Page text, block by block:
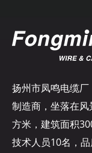
扬州市凤鸣电缆
制造商，坐落在
方米，建筑面积
技术人员10名，